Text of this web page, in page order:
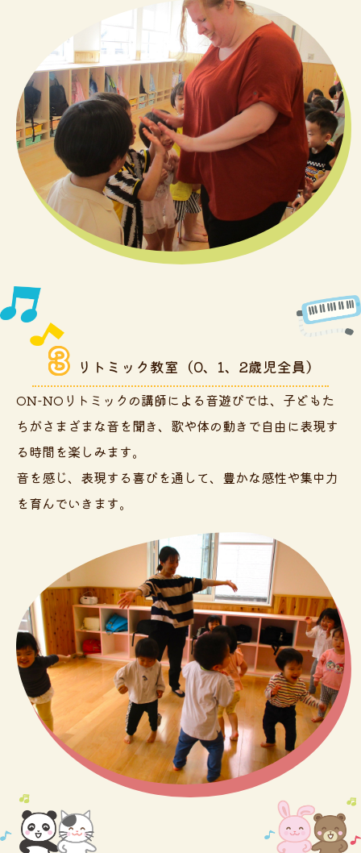
3 リトミック教室 （0、1、2歳児全員）
ON-NOリトミックの講師による音遊びでは、子どもた
ちがさまざまな音を聞き、歌や体の動きで自由に表現す
る時間を楽しみます。
音を感じ、表現する喜びを通して、豊かな感性や集中力
を育んでいきます。